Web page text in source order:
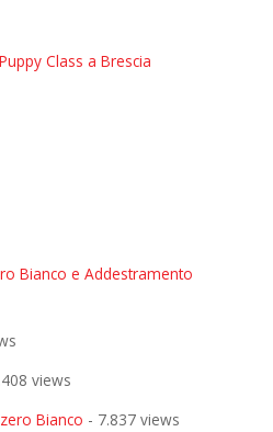
Class a Brescia
Bianco e Addestramento
views
Bianco - 7.837 views